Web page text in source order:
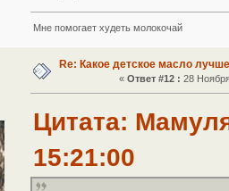
Мне помогает худеть молокочай
Re: Какое детское масло
« Ответ #12 : 28
Цитата:
15:21:00